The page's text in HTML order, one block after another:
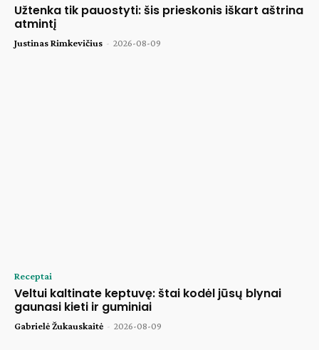
Užtenka tik pauostyti: šis prieskonis iškart aštrina
atmintį
Justinas Rimkevičius - 2026-08-09
Receptai
Veltui kaltinate keptuvę: štai kodėl jūsų blynai
gaunasi kieti ir guminiai
Gabrielė Žukauskaitė - 2026-08-09